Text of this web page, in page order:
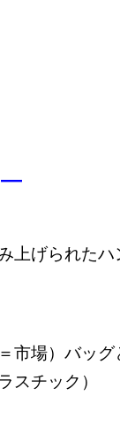
―
上げられたハ
市場）バッグ
スチック）